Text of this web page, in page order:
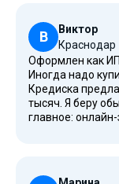
В
Виктор
Краснодар
Оформлен как
Иногда надо
Кредиска
тысяч. Я беру
главное:
тоже есть, если